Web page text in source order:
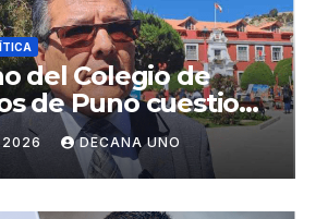
del Colegio de
de Puno cuestiona
sobre seguridad
2026 DECANA UNO